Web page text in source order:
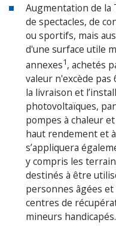
Augmentation de la
de spectacles, de
ou sportifs, mais
d'une surface utile
annexes1, achetés
valeur n'excède pas
la livraison et
photovoltaïques,
pompes à chaleur
haut rendement et
s’appliquera
y compris les
destinés à être
personnes âgées
centres de
mineurs handicapés.